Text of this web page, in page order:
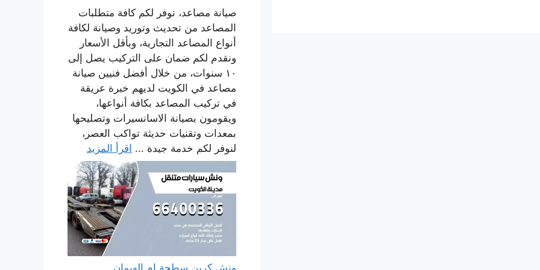
صيانة مصاعد، نوفر لكم كافة متطلبات
المصاعد من تحديث وتوريد وصيانة لكافة
أنواع المصاعد التجارية، وبأقل الأسعار
ونقدم لكم ضمان على التركيب يصل إلى
١٠ سنوات، من خلال أفضل فنيين صيانة
مصاعد في الكويت لديهم خبرة عريقة
في تركيب المصاعد بكافة أنواعها،
ويقومون بصيانة الاسانسيرات وتصليحها
بمعدات وتقنيات حديثة تواكب العصر،
لنوفر لكم خدمة جيدة ... اقرأ المزيد
ونش كرين سطحة ام الهيمان